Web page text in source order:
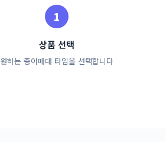
상품 선택
원하는 종이매대 타입을 선택합니다